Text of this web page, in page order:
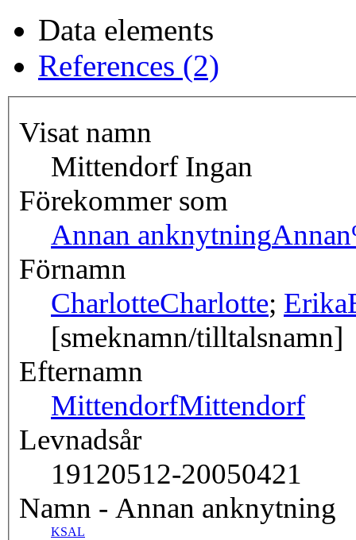
Data elements
References (2)
Visat namn
Mittendorf Ingan
Förekommer som
Annan anknytning
Förnamn
CharlotteCharlotte; Erika
[smeknamn/tilltalsnamn]
Efternamn
MittendorfMittendorf
Levnadsår
19120512-20050421
Namn - Annan anknytning
KSAL